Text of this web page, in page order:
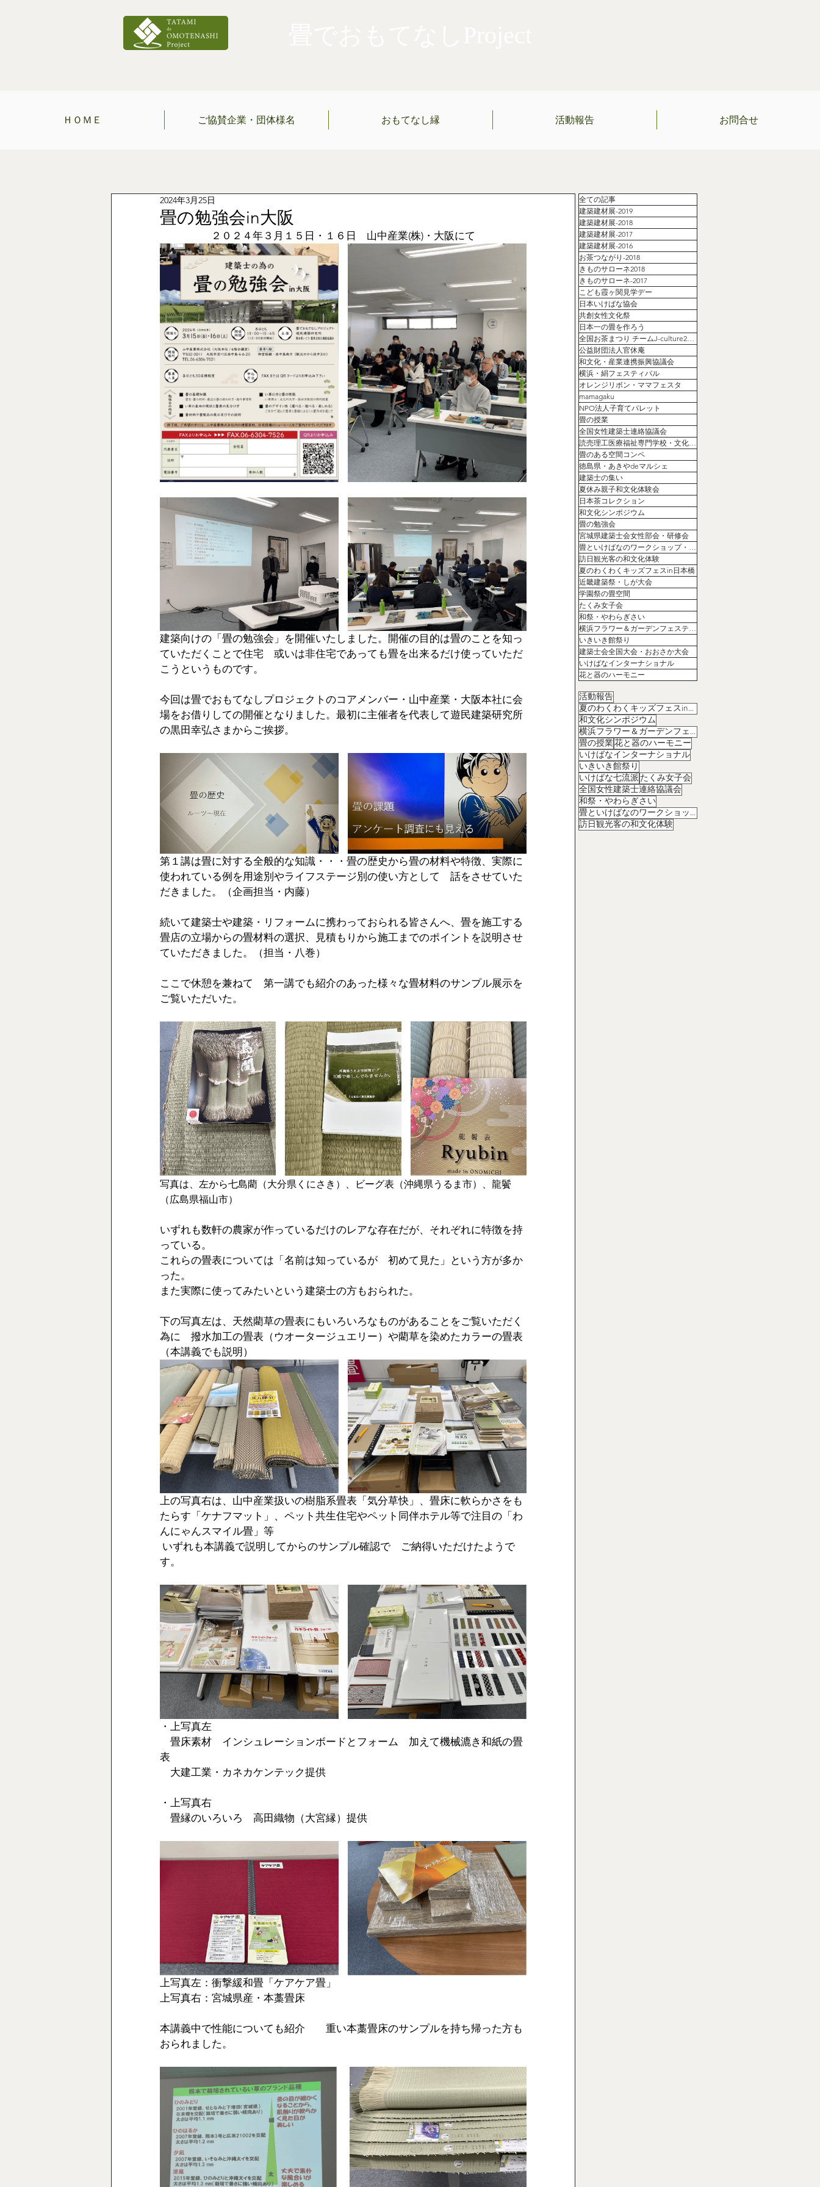
ＨＯＭＥ ご協賛企業・団体様名 おもてなし縁 活動報告 お問合せ
畳の勉強会in大阪
2024年3月25日
２０２４年３月１５日・１６日　山中産業(株)・大阪にて
建築向けの「畳の勉強会」を開催いたしました。開催の目的は畳のことを知っ
ていただくことで住宅　或いは非住宅であっても畳を出来るだけ使っていただ
こうというものです。
今回は畳でおもてなしプロジェクトのコアメンバー・山中産業・大阪本社に会
場をお借りしての開催となりました。最初に主催者を代表して遊民建築研究所
の黒田幸弘さまからご挨拶。
第１講は畳に対する全般的な知識・・・畳の歴史から畳の材料や特徴、実際に
使われている例を用途別やライフステージ別の使い方として　話をさせていた
だきました。（企画担当・内藤）
続いて建築士や建築・リフォームに携わっておられる皆さんへ、畳を施工する
畳店の立場からの畳材料の選択、見積もりから施工までのポイントを説明させ
ていただきました。（担当・八巻）
ここで休憩を兼ねて　第一講でも紹介のあった様々な畳材料のサンプル展示を
ご覧いただいた。
写真は、左から七島藺（大分県くにさき）、ビーグ表（沖縄県うるま市）、龍鬢
（広島県福山市）
いずれも数軒の農家が作っているだけのレアな存在だが、それぞれに特徴を持
っている。
これらの畳表については「名前は知っているが　初めて見た」という方が多か
った。
また実際に使ってみたいという建築士の方もおられた。
下の写真左は、天然藺草の畳表にもいろいろなものがあることをご覧いただく
為に　撥水加工の畳表（ウオータージュエリー）や藺草を染めたカラーの畳表
（本講義でも説明）
上の写真右は、山中産業扱いの樹脂系畳表「気分草快」、畳床に軟らかさをも
たらす「ケナフマット」、ペット共生住宅やペット同伴ホテル等で注目の「わ
んにゃんスマイル畳」等
す。
・上写真左
畳床素材　インシュレーションボードとフォーム　加えて機械漉き和紙の畳
表
大建工業・カネカケンテック提供
・上写真右
畳縁のいろいろ　高田織物（大宮縁）提供
上写真左：衝撃緩和畳「ケアケア畳」
上写真右：宮城県産・本藁畳床
本講義中で性能についても紹介　　重い本藁畳床のサンプルを持ち帰った方も
おられました。
全ての記事
建築建材展-2019
建築建材展-2018
建築建材展-2017
建築建材展-2016
お茶つながり-2018
きものサローネ2018
きものサローネ-2017
こども霞ヶ関見学デー
日本いけばな協会
共創女性文化祭
日本一の畳を作ろう
全国お茶まつり チームJ-culture2020コラボセッション
公益財団法人官休庵
和文化・産業連携振興協議会
横浜・絹フェスティバル
オレンジリボン・ママフェスタ
mamagaku
NPO法人子育てパレット
畳の授業
全国女性建築士連絡協議会
読売理工医療福祉専門学校・文化祭協賛
畳のある空間コンペ
徳島県・あきやdeマルシェ
建築士の集い
夏休み親子和文化体験会
日本茶コレクション
和文化シンポジウム
畳の勉強会
宮城県建築士会女性部会・研修会
畳といけばなのワークショップ・コラボ
訪日観光客の和文化体験
夏のわくわくキッズフェスin日本橋
近畿建築祭・しが大会
学園祭の畳空間
たくみ女子会
和祭・やわらぎさい
横浜フラワー＆ガーデンフェスティバル
いきいき館祭り
建築士会全国大会・おおさか大会
いけばなインターナショナル
花と器のハーモニー
活動報告
夏のわくわくキッズフェスin日本橋
和文化シンポジウム
横浜フラワー＆ガーデンフェスティバル
畳の授業花と器のハーモニー
いけばなインターナショナル
いきいき館祭り
いけばな七流派たくみ女子会
全国女性建築士連絡協議会
和祭・やわらぎさい
畳といけばなのワークショップ・コラボ
訪日観光客の和文化体験